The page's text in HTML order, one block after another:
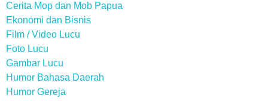
Cerita Mop dan Mob Papua
Ekonomi dan Bisnis
Film / Video Lucu
Foto Lucu
Gambar Lucu
Humor Bahasa Daerah
Humor Gereja